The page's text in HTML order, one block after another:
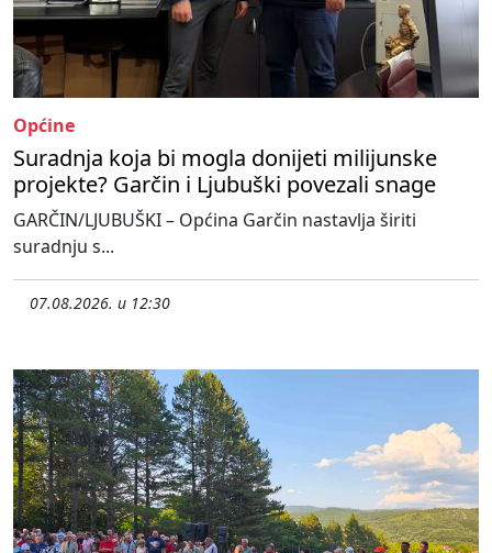
Općine
Suradnja koja bi mogla donijeti milijunske
projekte? Garčin i Ljubuški povezali snage
GARČIN/LJUBUŠKI – Općina Garčin nastavlja širiti
suradnju s...
07.08.2026. u 12:30